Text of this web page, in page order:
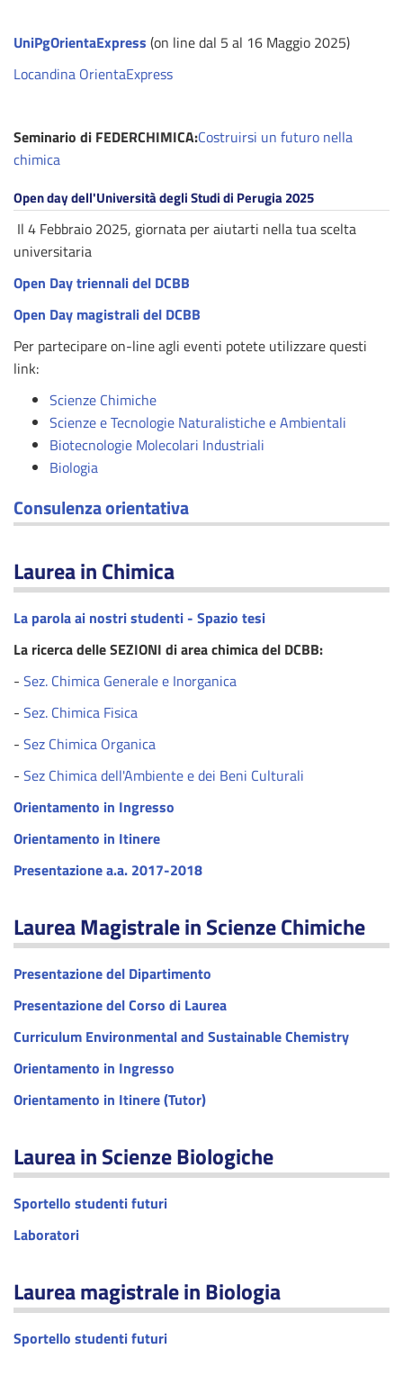
UniPgOrientaExpress (on line dal 5 al 16 Maggio 2025)
Locandina OrientaExpress
Seminario di FEDERCHIMICA:Costruirsi un futuro nella
chimica
Open day dell'Università degli Studi di Perugia 2025
Il 4 Febbraio 2025, giornata per aiutarti nella tua scelta
universitaria
Open Day triennali del DCBB
Open Day magistrali del DCBB
Per partecipare on-line agli eventi potete utilizzare questi
link:
Scienze Chimiche
Scienze e Tecnologie Naturalistiche e Ambientali
Biotecnologie Molecolari Industriali
Biologia
Consulenza orientativa
Laurea in Chimica
La parola ai nostri studenti - Spazio tesi
La ricerca delle SEZIONI di area chimica del DCBB:
- Sez. Chimica Generale e Inorganica
- Sez. Chimica Fisica
- Sez Chimica Organica
- Sez Chimica dell'Ambiente e dei Beni Culturali
Orientamento in Ingresso
Orientamento in Itinere
Presentazione a.a. 2017-2018
Laurea Magistrale in Scienze Chimiche
Presentazione del Dipartimento
Presentazione del Corso di Laurea
Curriculum Environmental and Sustainable Chemistry
Orientamento in Ingresso
Orientamento in Itinere (Tutor)
Laurea in Scienze Biologiche
Sportello studenti futuri
Laboratori
Laurea magistrale in Biologia
Sportello studenti futuri